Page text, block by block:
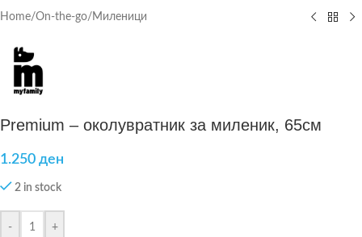
Home/On-the-go/ Миленици
Premium – околувратник за миленик, 65см
1.250 ден
2 in stock
- +